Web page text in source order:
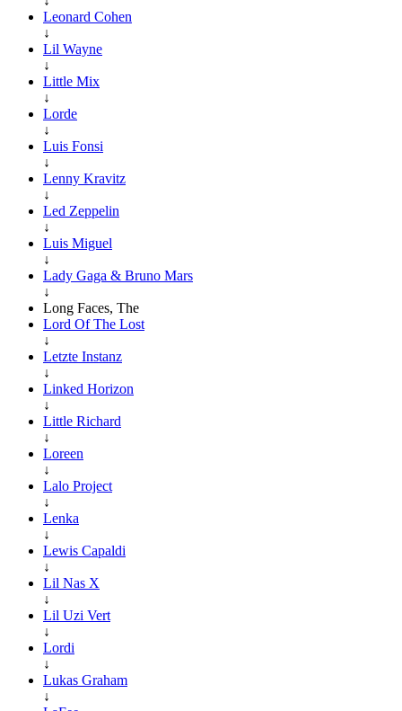
Leonard Cohen
↓
Lil Wayne
↓
Little Mix
↓
Lorde
↓
Luis Fonsi
↓
Lenny Kravitz
↓
Led Zeppelin
↓
Luis Miguel
↓
Lady Gaga & Bruno Mars
↓
Long Faces, The
Lord Of The Lost
↓
Letzte Instanz
↓
Linked Horizon
↓
Little Richard
↓
Loreen
↓
Lalo Project
↓
Lenka
↓
Lewis Capaldi
↓
Lil Nas X
↓
Lil Uzi Vert
↓
Lordi
↓
Lukas Graham
↓